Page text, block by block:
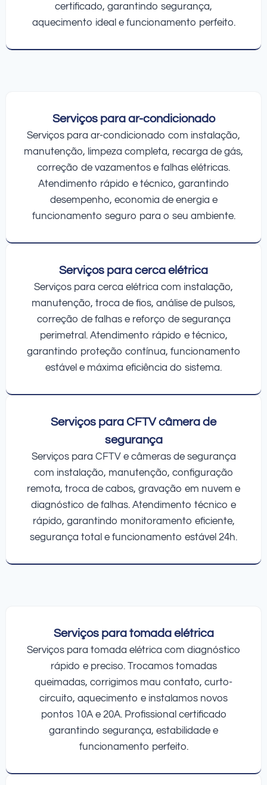
certificado, garantindo segurança,
aquecimento ideal e funcionamento perfeito.
Serviços para ar-condicionado
Serviços para ar-condicionado com instalação,
manutenção, limpeza completa, recarga de gás,
correção de vazamentos e falhas elétricas.
Atendimento rápido e técnico, garantindo
desempenho, economia de energia e
funcionamento seguro para o seu ambiente.
Serviços para cerca elétrica
Serviços para cerca elétrica com instalação,
manutenção, troca de fios, análise de pulsos,
correção de falhas e reforço de segurança
perimetral. Atendimento rápido e técnico,
garantindo proteção contínua, funcionamento
estável e máxima eficiência do sistema.
Serviços para CFTV câmera de
segurança
Serviços para CFTV e câmeras de segurança
com instalação, manutenção, configuração
remota, troca de cabos, gravação em nuvem e
diagnóstico de falhas. Atendimento técnico e
rápido, garantindo monitoramento eficiente,
segurança total e funcionamento estável 24h.
Serviços para tomada elétrica
Serviços para tomada elétrica com diagnóstico
rápido e preciso. Trocamos tomadas
queimadas, corrigimos mau contato, curto-
circuito, aquecimento e instalamos novos
pontos 10A e 20A. Profissional certificado
garantindo segurança, estabilidade e
funcionamento perfeito.